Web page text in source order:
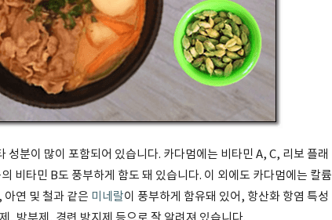
성분이 많이 포함되어 있습니다. 카다멈에는 비타민 A, C, 리보 플래
비타민 B도 풍부하게 함도 돼 있습니다. 이 외에도 카다멈에는 칼륨
연 및 철과 같은 미네랄이 풍부하게 함유돼 있어, 항산화 항염 특성